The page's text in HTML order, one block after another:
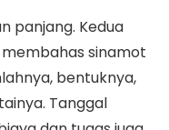
panjang. Kedua
sinamot
bentuknya,
Tanggal